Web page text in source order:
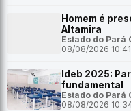
Homem é
Altamira
Estado do Pará
08/08/2026 10:41
Ideb 2025:
fundamental
Estado do Pará
08/08/2026